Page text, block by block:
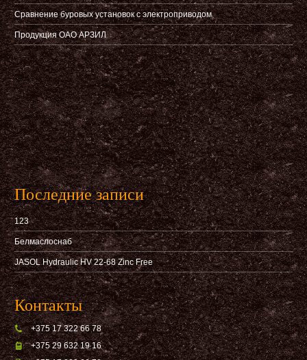
Сравнение буровых установок с электроприводом
Продукция ОАО АРЗИЛ
Последние записи
123
Белмаслоснаб
JASOL Hydraulic HV 22-68 Zinc Free
Контакты
+375 17 322 66 78
+375 29 632 19 16